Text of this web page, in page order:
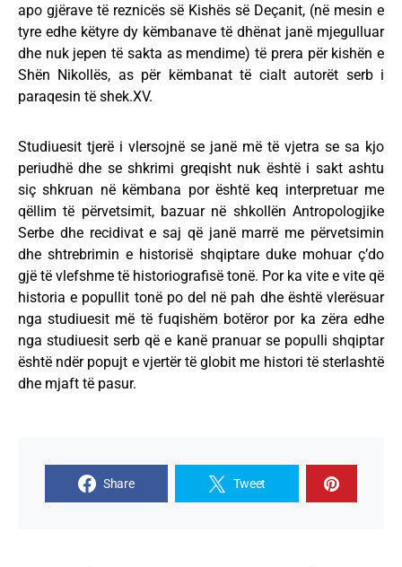
apo gjërave të reznicës së Kishës së Deçanit, (në mesin e
tyre edhe këtyre dy këmbanave të dhënat janë mjegulluar
dhe nuk jepen të sakta as mendime) të prera për kishën e
Shën Nikollës, as për këmbanat të cialt autorët serb i
paraqesin të shek.XV.
Studiuesit tjerë i vlersojnë se janë më të vjetra se sa kjo
periudhë dhe se shkrimi greqisht nuk është i sakt ashtu
siç shkruan në këmbana por është keq interpretuar me
qëllim të përvetsimit, bazuar në shkollën Antropologjike
Serbe dhe recidivat e saj që janë marrë me përvetsimin
dhe shtrebrimin e historisë shqiptare duke mohuar ç’do
gjë të vlefshme të historiografisë tonë. Por ka vite e vite që
historia e popullit tonë po del në pah dhe është vlerësuar
nga studiuesit më të fuqishëm botëror por ka zëra edhe
nga studiuesit serb që e kanë pranuar se populli shqiptar
është ndër popujt e vjertër të globit me histori të sterlashtë
dhe mjaft të pasur.
Share Tweet